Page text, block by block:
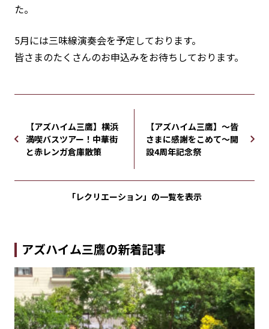
た。
5月には三味線演奏会を予定しております。
皆さまのたくさんのお申込みをお待ちしております。
【アズハイム三鷹】横浜
満喫バスツアー！中華街
と赤レンガ倉庫散策
【アズハイム三鷹】〜皆
さまに感謝をこめて〜開
設4周年記念祭
「レクリエーション」の一覧を表示
アズハイム三鷹の新着記事